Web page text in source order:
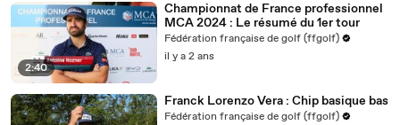
2:40
Championnat de France professionnel
MCA 2024 : Le résumé du 1er tour
Fédération française de golf (ffgolf)
il y a 2 ans
Franck Lorenzo Vera : Chip basique bas
Fédération française de golf (ffgolf)